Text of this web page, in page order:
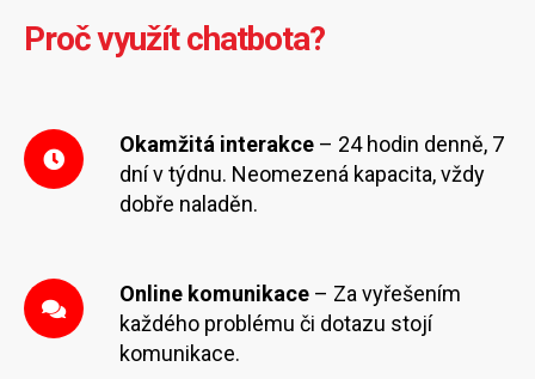
Proč využít chatbota?
Okamžitá interakce – 24 hodin denně, 7
dní v týdnu. Neomezená kapacita, vždy
dobře naladěn.
Online komunikace – Za vyřešením
každého problému či dotazu stojí
komunikace.